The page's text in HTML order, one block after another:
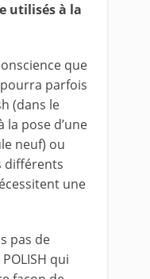
utilisés à la
que
parfois
(dans le
pose d’une
neuf) ou
différents
une
pas de
qui